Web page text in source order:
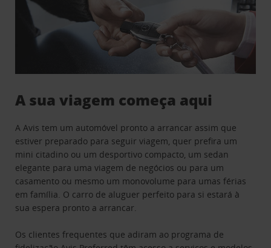
A sua viagem começa aqui
A Avis tem um automóvel pronto a arrancar assim que
estiver preparado para seguir viagem, quer prefira um
mini citadino ou um desportivo compacto, um sedan
elegante para uma viagem de negócios ou para um
casamento ou mesmo um monovolume para umas férias
em família. O carro de aluguer perfeito para si estará à
sua espera pronto a arrancar.
Os clientes frequentes que adiram ao programa de